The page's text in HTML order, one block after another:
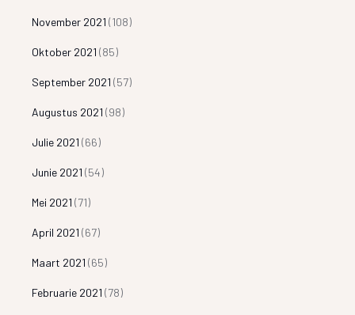
November 2021 (108)
Oktober 2021 (85)
September 2021 (57)
Augustus 2021 (98)
Julie 2021 (66)
Junie 2021 (54)
Mei 2021 (71)
April 2021 (67)
Maart 2021 (65)
Februarie 2021 (78)